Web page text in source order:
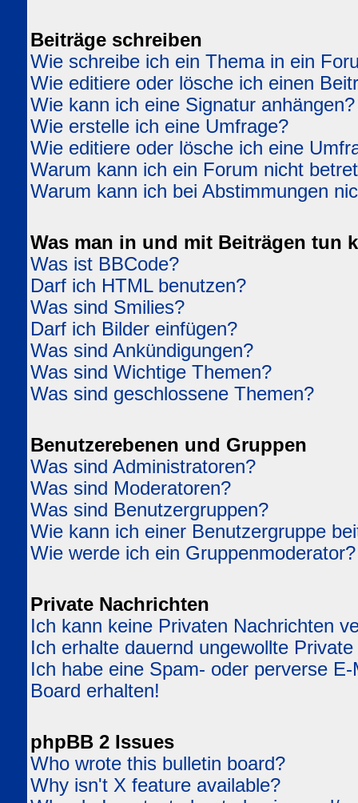
Beiträge schreiben
Wie schreibe ich ein Thema in ein
Wie editiere oder lösche ich einen
Wie kann ich eine Signatur anhängen?
Wie erstelle ich eine Umfrage?
Wie editiere oder lösche ich eine
Warum kann ich ein Forum nicht
Warum kann ich bei Abstimmungen
Was man in und mit Beiträgen tun
Was ist BBCode?
Darf ich HTML benutzen?
Was sind Smilies?
Darf ich Bilder einfügen?
Was sind Ankündigungen?
Was sind Wichtige Themen?
Was sind geschlossene Themen?
Benutzerebenen und Gruppen
Was sind Administratoren?
Was sind Moderatoren?
Was sind Benutzergruppen?
Wie kann ich einer Benutzergruppe
Wie werde ich ein Gruppenmoderator?
Private Nachrichten
Ich kann keine Privaten Nachrichten
Ich erhalte dauernd ungewollte
Ich habe eine Spam- oder perverse
Board erhalten!
phpBB 2 Issues
Who wrote this bulletin board?
Why isn't X feature available?